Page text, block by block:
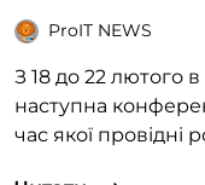
ProIT NEWS
З 18 до 22 лютого
наступна
час якої провідні